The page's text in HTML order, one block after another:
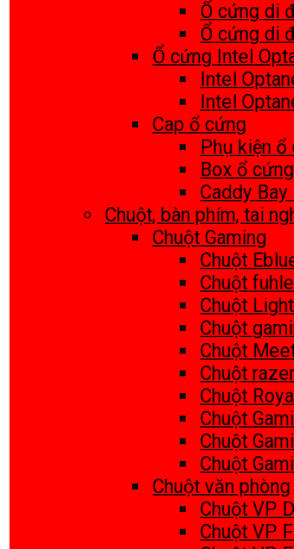
Ổ cứng di
Ổ cứng di
Ổ cứng Intel
Intel
Intel
Cap ổ cứng
Phụ kiện ổ
Box ổ cứng
Caddy Bay
Chuột, bàn phím, tai
Chuột Gaming
Chuột
Chuột
Chuột
Chuột
Chuột
Chuột razer
Chuột
Chuột
Chuột
Chuột
Chuột văn phòng
Chuột VP
Chuột VP